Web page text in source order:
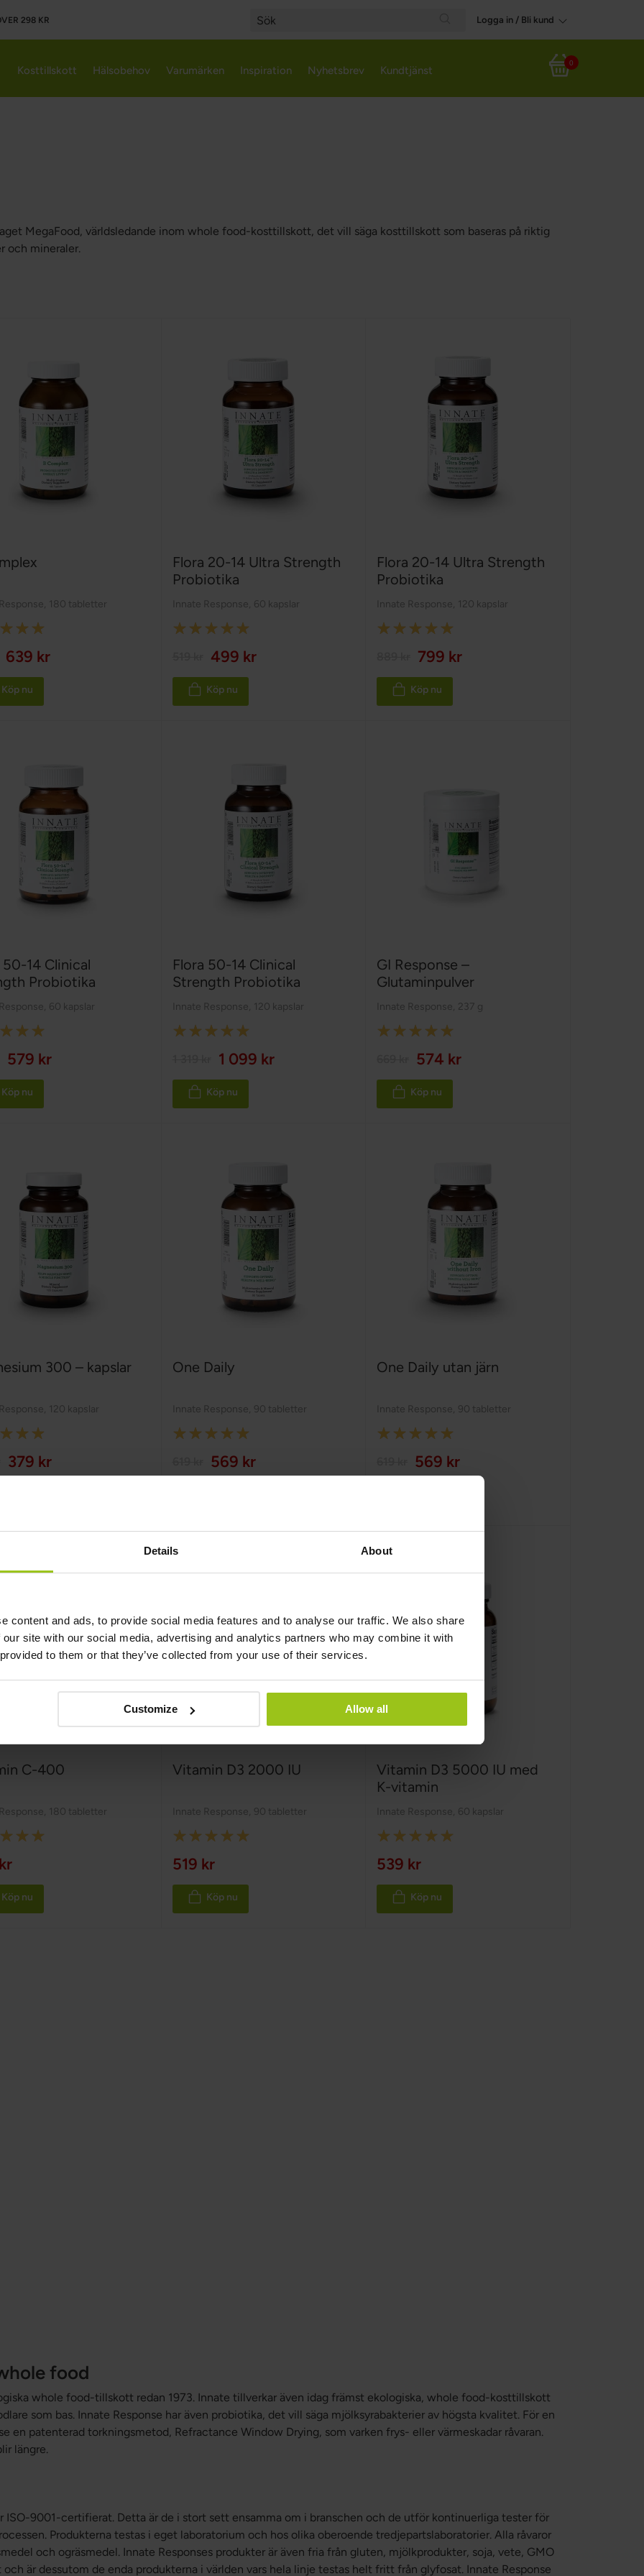
Details About
content and ads, to provide social media features and to analyse our traffic. We also share
site with our social media, advertising and analytics partners who may combine it with
to them or that they’ve collected from your use of their services.
Customize Allow all
298 KR
Search
Logga in / Bli kund
Varukorg
0
Kosttillskott Hälsobehov Varumärken Inspiration Nyhetsbrev Kundtjänst
MegaFood, världsledande inom whole food-kosttillskott, det vill säga kosttillskott som baseras på riktig
och mineraler.
180 tabletter
639 kr
Köp nu
Flora 20-14 Ultra Strength
Probiotika
Innate Response 60 kapslar
Rating:
499 kr
Köp nu
Flora 20-14 Ultra Strength
Probiotika
Innate Response 120 kapslar
Rating:
799 kr
Köp nu
50-14 Clinical
Probiotika
60 kapslar
579 kr
Köp nu
Flora 50-14 Clinical
Strength Probiotika
Innate Response 120 kapslar
Rating:
1 099 kr
Köp nu
GI Response –
Glutaminpulver
Innate Response 237 g
Rating:
574 kr
Köp nu
300 – kapslar
120 kapslar
379 kr
One Daily
Innate Response 90 tabletter
Rating:
569 kr
One Daily utan järn
Innate Response 90 tabletter
Rating:
569 kr
C-400
180 tabletter
Köp nu
Vitamin D3 2000 IU
Innate Response 90 tabletter
Rating:
100%
519 kr
Köp nu
Vitamin D3 5000 IU med
K-vitamin
Innate Response 60 kapslar
Rating:
100%
539 kr
Köp nu
food
whole food-tillskott redan 1973. Innate tillverkar även idag främst ekologiska, whole food-kosttillskott
som bas. Innate Response har även probiotika, det vill säga mjölksyrabakterier av högsta kvalitet. För en
en patenterad torkningsmetod, Refractance Window Drying, som varken frys- eller värmeskadar råvaran.
längre.
ISO-9001-certifierat. Detta är de i stort sett ensamma om i branschen och de utför kontinuerliga tester för
Produkterna testas i eget laboratorium och hos olika oberoende tredjepartslaboratorier. Alla råvaror
och ogräsmedel. Innate Responses produkter är även fria från gluten, mjölkprodukter, soja, vete, GMO
är dessutom de enda produkterna i världen vars hela linje testas helt fritt från glyfosat. Innate Response